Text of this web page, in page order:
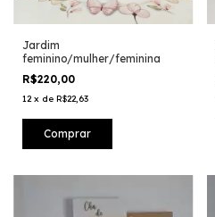
Jardim
feminino/mulher/feminina
R$220,00
12 x de R$22,63